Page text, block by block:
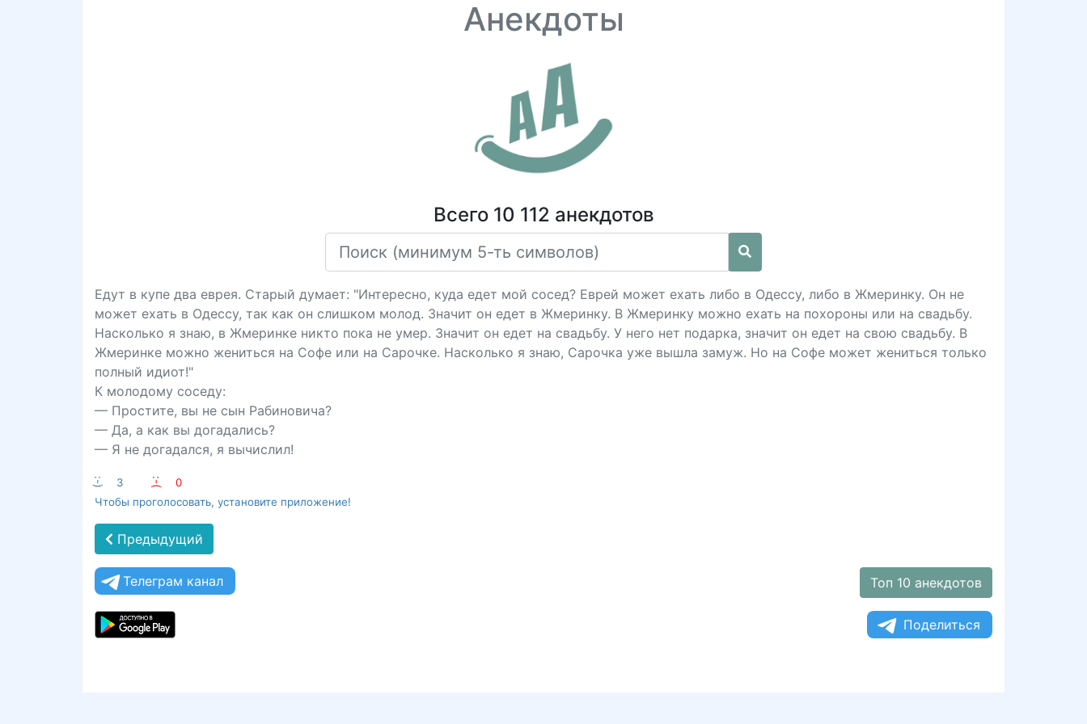
Анекдоты
Всего 10 112 анекдотов
Едут в купе два еврея. Старый думает: "Интересно, куда едет мой сосед? Еврей может ехать либо в Одессу, либо в Жмеринку. Он не
может ехать в Одессу, так как он слишком молод. Значит он едет в Жмеринку. В Жмеринку можно ехать на похороны или на свадьбу.
Насколько я знаю, в Жмеринке никто пока не умер. Значит он едет на свадьбу. У него нет подарка, значит он едет на свою свадьбу. В
Жмеринке можно жениться на Софе или на Сарочке. Насколько я знаю, Сарочка уже вышла замуж. Но на Софе может жениться только
полный идиот!"
К молодому соседу:
— Простите, вы не сын Рабиновича?
— Да, а как вы догадались?
— Я не догадался, я вычислил!
:-) 3 :-(
0
Чтобы проголосовать, установите приложение!
Предыдущий
Телеграм канал Топ 10 анекдотов
Поделиться